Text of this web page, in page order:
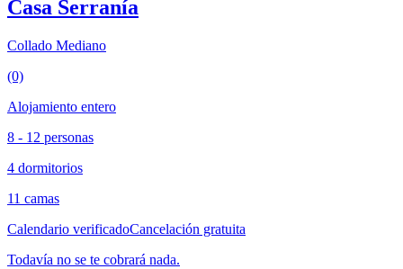
Casa Serranía
Collado Mediano
(0)
Alojamiento entero
8 - 12 personas
4 dormitorios
11 camas
Calendario verificadoCancelación gratuita
Todavía no se te cobrará nada.